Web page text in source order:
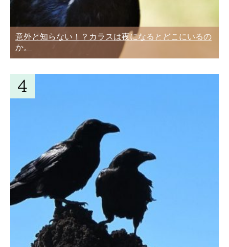
意外と知らない！？カラスは夜になるとどこにいるの
か。